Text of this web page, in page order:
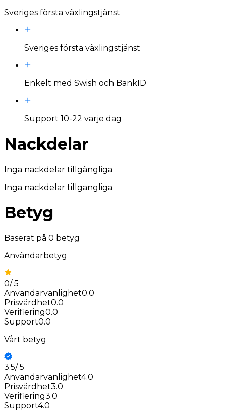
Sveriges första växlingstjänst
Sveriges första växlingstjänst
Enkelt med Swish och BankID
Support 10-22 varje dag
Nackdelar
Inga nackdelar tillgängliga
Inga nackdelar tillgängliga
Betyg
Baserat på 0 betyg
Användarbetyg
0/5
Användarvänlighet0.0
Prisvärdhet0.0
Verifiering0.0
Support0.0
Vårt betyg
3.5/5
Användarvänlighet4.0
Prisvärdhet3.0
Verifiering3.0
Support4.0